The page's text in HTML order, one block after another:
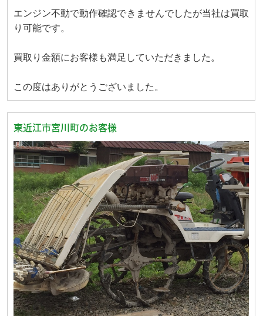
エンジン不動で動作確認できませんでしたが当社は買取
り可能です。
買取り金額にお客様も満足していただきました。
この度はありがとうございました。
東近江市宮川町のお客様